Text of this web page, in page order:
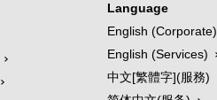
Language
English (Corporate)
English (Services)
中文[繁體字](服務)